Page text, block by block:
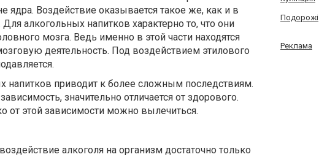
ядра. Воздействие оказывается такое же, как и в
алкогольных напитков характерно то, что они
мозга. Ведь именно в этой части находятся
деятельность. Под воздействием этилового
напитков приводит к более сложным последствиям.
значительно отличается от здорового.
от этой зависимости можно вылечиться.
алкоголя на организм достаточно только
Подорожі
Реклама